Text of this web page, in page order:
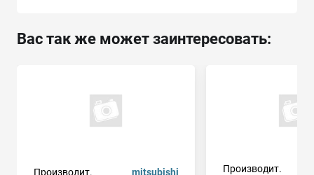
Вас так же может заинтересовать:
Производит.
mitsubishi
Производит.